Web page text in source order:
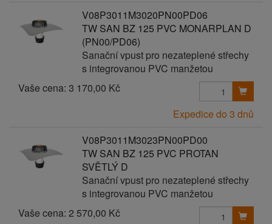
V08P3011M3020PN00PD06
TW SAN BZ 125 PVC MONARPLAN D
(PN00/PD06)
Sanační vpust pro nezateplené střechy
s integrovanou PVC manžetou
Vaše cena: 3 170,00 Kč
Expedice do 3 dnů
V08P3011M3023PN00PD00
TW SAN BZ 125 PVC PROTAN
SVĚTLÝ D
Sanační vpust pro nezateplené střechy
s integrovanou PVC manžetou
Vaše cena: 2 570,00 Kč